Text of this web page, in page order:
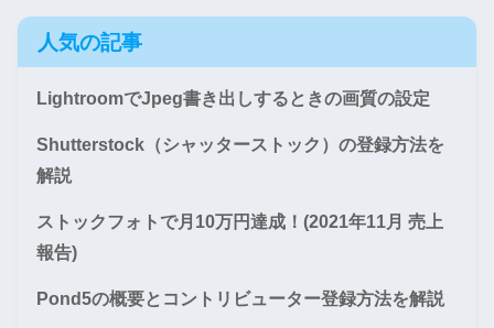
人気の記事
LightroomでJpeg書き出しするときの画質の設定
Shutterstock（シャッターストック）の登録方法を
解説
ストックフォトで月10万円達成！(2021年11月 売上
報告)
Pond5の概要とコントリビューター登録方法を解説